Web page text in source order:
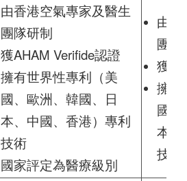
由香港空氣專家及醫生
團隊研制
獲AHAM Verifide認證
擁有世界性專利（美
國、歐洲、韓國、日
本、中國、香港）專利
技術
國家評定為醫療級別
由香
團隊
獲
擁有
國、
本、
技術